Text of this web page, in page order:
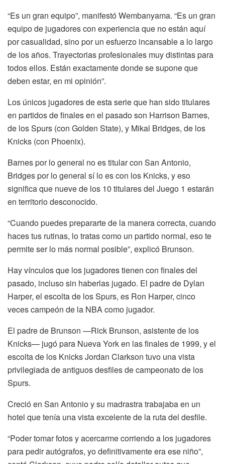
“Es un gran equipo”, manifestó Wembanyama. “Es un gran
equipo de jugadores con experiencia que no están aquí
por casualidad, sino por un esfuerzo incansable a lo largo
de los años. Trayectorias profesionales muy distintas para
todos ellos. Están exactamente donde se supone que
deben estar, en mi opinión”.
Los únicos jugadores de esta serie que han sido titulares
en partidos de finales en el pasado son Harrison Barnes,
de los Spurs (con Golden State), y Mikal Bridges, de los
Knicks (con Phoenix).
Barnes por lo general no es titular con San Antonio,
Bridges por lo general sí lo es con los Knicks, y eso
significa que nueve de los 10 titulares del Juego 1 estarán
en territorio desconocido.
“Cuando puedes prepararte de la manera correcta, cuando
haces tus rutinas, lo tratas como un partido normal, eso te
permite ser lo más normal posible”, explicó Brunson.
Hay vínculos que los jugadores tienen con finales del
pasado, incluso sin haberlas jugado. El padre de Dylan
Harper, el escolta de los Spurs, es Ron Harper, cinco
veces campeón de la NBA como jugador.
El padre de Brunson —Rick Brunson, asistente de los
Knicks— jugó para Nueva York en las finales de 1999, y el
escolta de los Knicks Jordan Clarkson tuvo una vista
privilegiada de antiguos desfiles de campeonato de los
Spurs.
Creció en San Antonio y su madrastra trabajaba en un
hotel que tenía una vista excelente de la ruta del desfile.
“Poder tomar fotos y acercarme corriendo a los jugadores
para pedir autógrafos, yo definitivamente era ese niño”,